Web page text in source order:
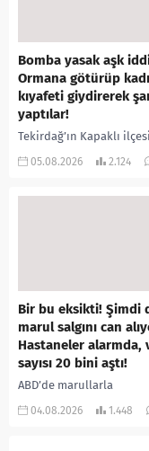
Bomba yasak aşk
Ormana götürüp
kıyafeti giydirerek
yaptılar!
Tekirdağ’ın Kapaklı
bir kişiyi, arkadaşının
05.08.2026 2.124
Bir bu eksikti! Şimdi
marul salgını can
Hastaneler alarmda,
sayısı 20 bini aştı!
ABD’de marullarla
ilişkilendirilen
04.08.2026 1.448